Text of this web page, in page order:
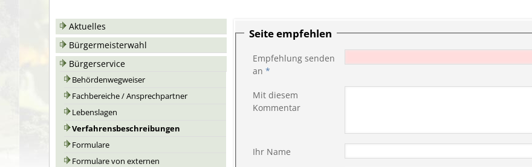
Aktuelles
Bürgermeisterwahl
Bürgerservice
Behördenwegweiser
Fachbereiche / Ansprechpartner
Lebenslagen
Verfahrensbeschreibungen
Formulare
Formulare von externen
Seite empfehlen
Empfehlung senden
an *
Mit diesem
Kommentar
Ihr Name